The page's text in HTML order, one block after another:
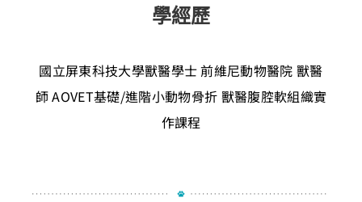
學經歷
國立屏東科技大學獸醫學士前維尼動物醫院 獸醫
師AOVET基礎/進階小動物骨折 獸醫腹腔軟組織實
作課程